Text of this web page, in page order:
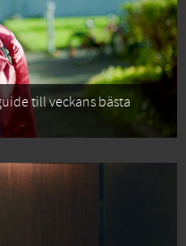
till veckans bästa